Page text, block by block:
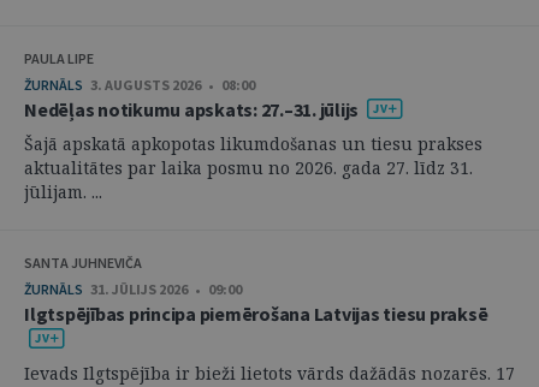
PAULA LIPE
ŽURNĀLS 3. AUGUSTS 2026 • 08:00
Nedēļas notikumu apskats: 27.–31. jūlijs
Šajā apskatā apkopotas likumdošanas un tiesu prakses
aktualitātes par laika posmu no 2026. gada 27. līdz 31.
jūlijam. ...
SANTA JUHNEVIČA
ŽURNĀLS 31. JŪLIJS 2026 • 09:00
Ilgtspējības principa piemērošana Latvijas tiesu praksē
Ievads Ilgtspējība ir bieži lietots vārds dažādās nozarēs. 17